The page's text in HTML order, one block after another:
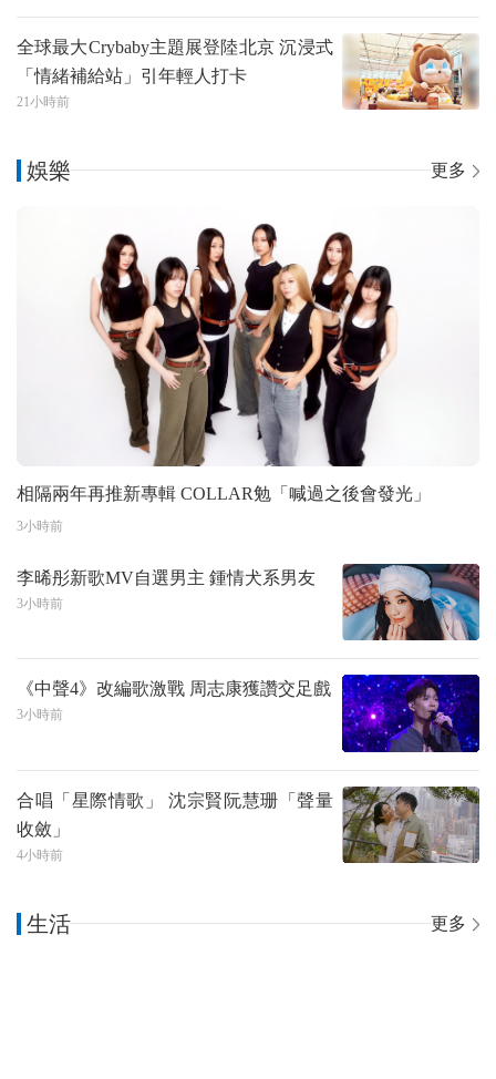
全球最大Crybaby主題展登陸北京 沉浸式
「情緒補給站」引年輕人打卡
21小時前
娛樂 更多
相隔兩年再推新專輯 COLLAR勉「喊過之後會發光」
3小時前
李晞彤新歌MV自選男主 鍾情犬系男友
3小時前
《中聲4》改編歌激戰 周志康獲讚交足戲
3小時前
合唱「星際情歌」 沈宗賢阮慧珊「聲量
收斂」
4小時前
生活 更多